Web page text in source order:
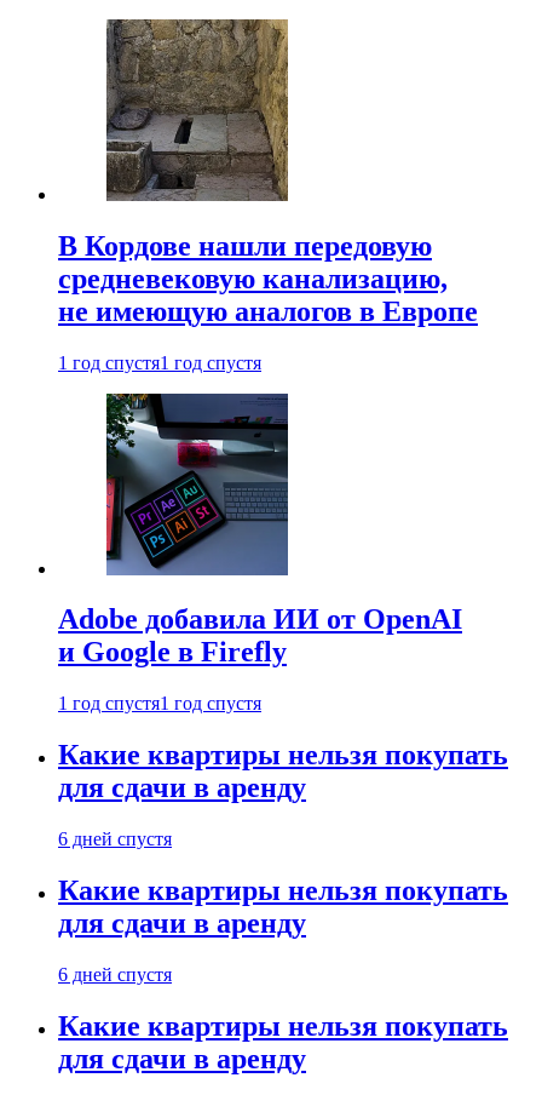
В Кордове нашли передовую
средневековую канализацию,
не имеющую аналогов в Европе
1 год спустя1 год спустя
Adobe добавила ИИ от OpenAI
и Google в Firefly
1 год спустя1 год спустя
Какие квартиры нельзя покупать
для сдачи в аренду
6 дней спустя
Какие квартиры нельзя покупать
для сдачи в аренду
6 дней спустя
Какие квартиры нельзя покупать
для сдачи в аренду